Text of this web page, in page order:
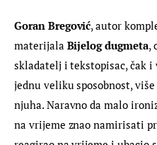
Goran Bregović, autor
materijala Bijelog dugmeta,
skladatelj i tekstopisac, čak
jednu veliku sposobnost,
njuha. Naravno da malo
na vrijeme znao namirisati